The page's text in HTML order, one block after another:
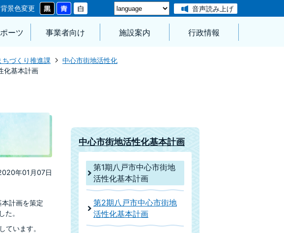
背景色変更 音声読み上げ
ーツ 事業者向け 施設案内 行政情報
ちづくり推進課
中心市街地活性化
化基本計画
年01月07日
計画を策定
。
います。
中心市街地活性化基本計画
第1期八戸市中心市街地
活性化基本計画
第2期八戸市中心市街地
活性化基本計画